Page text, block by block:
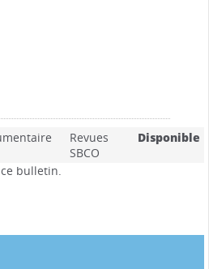
Revues
SBCO
Disponible
bulletin.